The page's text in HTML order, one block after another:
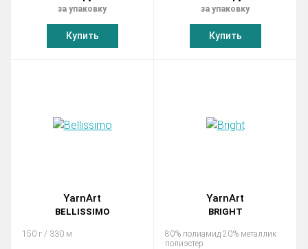
за упаковку
Купить
за упаковку
Купить
YarnArt
BELLISSIMO
150 г / 330 м
YarnArt
BRIGHT
80% полиамид 20% металлик
полиэстер